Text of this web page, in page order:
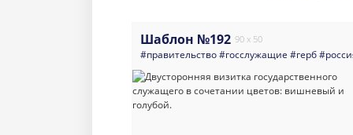
Шаблон №192 90 x 50
#правительство#госслужащие #герб